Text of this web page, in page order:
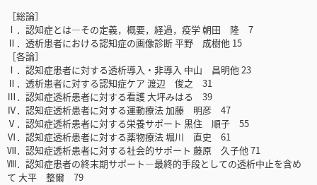
［総論］
Ⅰ．認知症とは―その定義，概要，経過，疫学 朝田 隆 7
Ⅱ．透析患者における認知症の画像診断 平野 成樹他 15
［各論］
Ⅰ．認知症患者に対する透析導入・非導入 中山 昌明他 23
Ⅱ．透析患者に対する認知症ケア 渡辺 俊之 31
Ⅲ．認知症透析患者に対する看護 大坪みはる 39
Ⅳ．認知症透析患者に対する運動療法 加藤 明彦 47
Ⅴ．認知症透析患者に対する栄養サポート 黒住 順子 55
Ⅵ．認知症透析患者に対する薬物療法 堀川 直史 61
Ⅶ．認知症透析患者に対する社会的サポート 藤原 久子他 71
Ⅷ．認知症患者の終末期サポート―最終的手段としての透析中止を含め
て 大平 整爾 79